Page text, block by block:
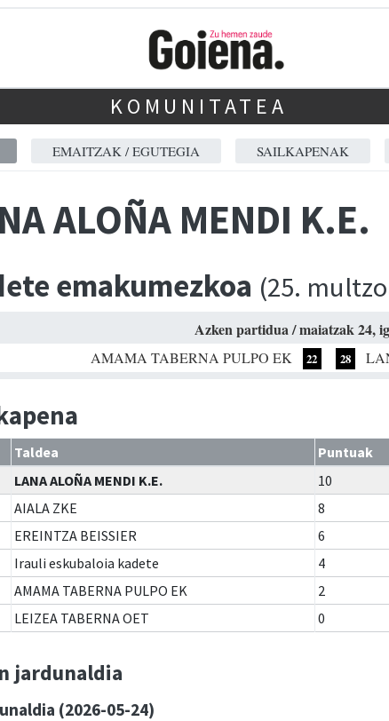
KOMUNITATEA
EMAITZAK / EGUTEGIA SAILKAPENAK
ALOÑA MENDI K.E.
emakumezkoa (25.
Azken partidua / maiatzak 24,
AMAMA TABERNA PULPO EK 22 28
Taldea Puntuak
LANA ALOÑA MENDI K.E. 10
AIALA ZKE 8
EREINTZA BEISSIER 6
Irauli eskubaloia kadete 4
AMAMA TABERNA PULPO EK 2
LEIZEA TABERNA OET 0
jardunaldia
(2026-05-24)